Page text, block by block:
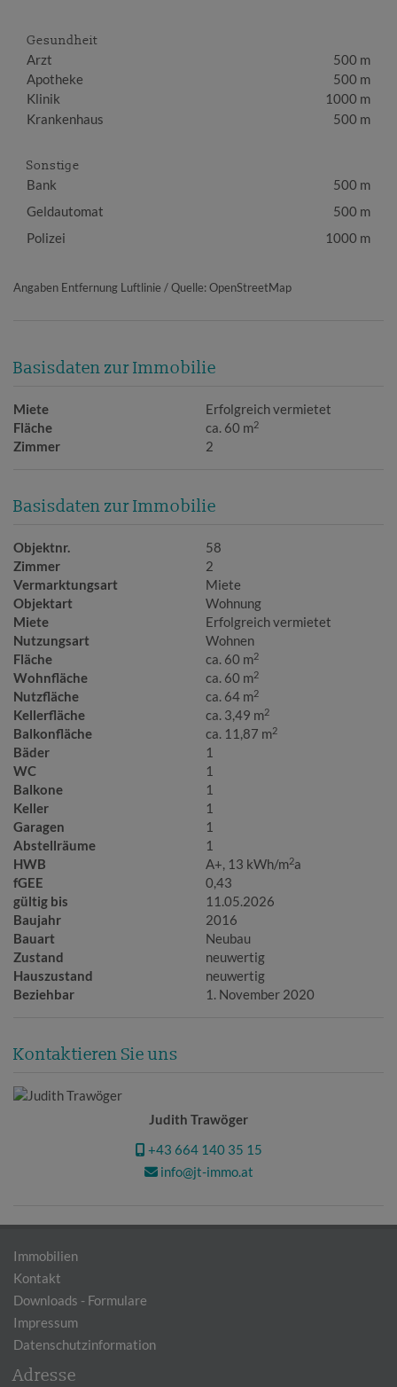
Gesundheit
Arzt
500 m
Apotheke
500 m
Klinik
1000 m
Krankenhaus
500 m
Sonstige
Bank
500 m
Geldautomat
500 m
Polizei
1000 m
Angaben Entfernung Luftlinie / Quelle: OpenStreetMap
Basisdaten zur Immobilie
Miete
Erfolgreich vermietet
Fläche
ca. 60 m2
Zimmer 2
Basisdaten zur Immobilie
Objektnr.
58
Zimmer
2
Vermarktungsart
Miete
Objektart
Wohnung
Miete
Erfolgreich vermietet
Nutzungsart
Wohnen
Fläche
ca. 60 m2
Wohnfläche ca. 60 m2
Nutzfläche ca. 64 m2
Kellerfläche ca. 3,49 m2
Balkonfläche ca. 11,87 m2
Bäder
1
WC
1
Balkone
1
Keller
1
Garagen
1
Abstellräume
1
HWB
A+, 13 kWh/m2a
fGEE
0,43
gültig bis
11.05.2026
Baujahr
2016
Bauart
Neubau
Zustand
neuwertig
Hauszustand
neuwertig
Beziehbar
1. November 2020
Kontaktieren Sie uns
Judith Trawöger
+43 664 140 35 15
info@jt-immo.at
Immobilien
Kontakt
Downloads - Formulare
Impressum
Datenschutzinformation
Adresse